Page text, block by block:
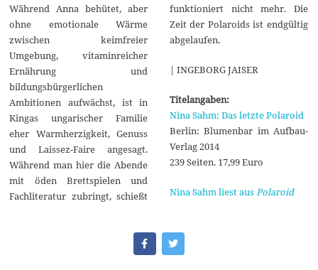
Während Anna behütet, aber
ohne emotionale Wärme
zwischen keimfreier
Umgebung, vitaminreicher
Ernährung und
bildungsbürgerlichen
Ambitionen aufwächst, ist in
Kingas ungarischer Familie
eher Warmherzigkeit, Genuss
und Laissez-Faire angesagt.
Während man hier die Abende
mit öden Brettspielen und
Fachliteratur zubringt, schießt
funktioniert nicht mehr. Die
Zeit der Polaroids ist endgültig
abgelaufen.
| INGEBORG JAISER
Titelangaben:
Nina Sahm: Das letzte Polaroid
Berlin: Blumenbar im Aufbau-
Verlag 2014
239 Seiten. 17,99 Euro
Nina Sahm liest aus Polaroid